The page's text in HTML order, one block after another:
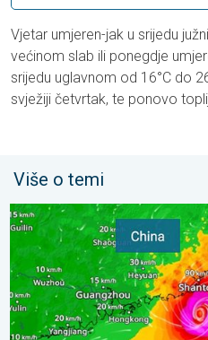
Vjetar umjeren-jak u srijedu
većinom slab ili ponegdje
srijedu uglavnom od 16°C do
svježiji četvrtak, te ponovo
Više o temi
Upozorenje na tajfun za Kinu.